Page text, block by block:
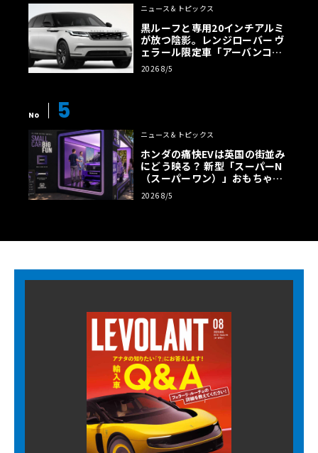
ニュース＆トピックス
黒ルーフと専用20インチアルミ
が放つ陰影。レンジローバー ヴ
ェラール限定車「アーバンコン
トラスト・エディション」登場
2026 8/5
No 5
ニュース＆トピックス
ホンダの痛快EVは英国の街並み
にどう映る？ 新型「スーパーN
（スーパーワン）」おもちゃ箱
ツアーの全貌
2026 8/5